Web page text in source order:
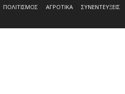
ΠΟΛΙΤΙΣΜΟΣ ΑΓΡΟΤΙΚΑ ΣΥΝΕΝΤΕΥΞΕΙΣ